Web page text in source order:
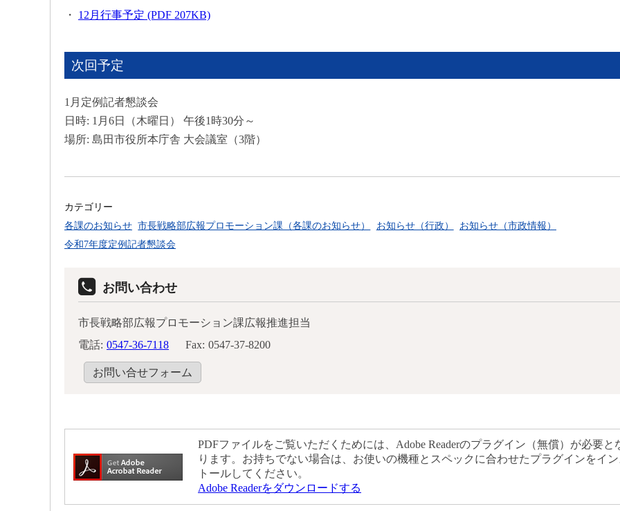
・ 12月行事予定 (PDF 207KB)
次回予定
1月定例記者懇談会
日時: 1月6日（木曜日） 午後1時30分～
場所: 島田市役所本庁舎 大会議室（3階）
カテゴリー
各課のお知らせ 市長戦略部広報プロモーション課（各課のお知らせ） お知らせ（行政）
お知らせ（市政情報）
令和7年度定例記者懇談会
お問い合わせ
市長戦略部広報プロモーション課広報推進担当
電話: 0547-36-7118 Fax: 0547-37-8200
お問い合せフォーム
PDFファイルをご覧いただくためには、Adobe Readerのプラグイン（無償）が必要と
ります。お持ちでない場合は、お使いの機種とスペックに合わせたプラグインをイ
トールしてください。
Adobe Readerをダウンロードする